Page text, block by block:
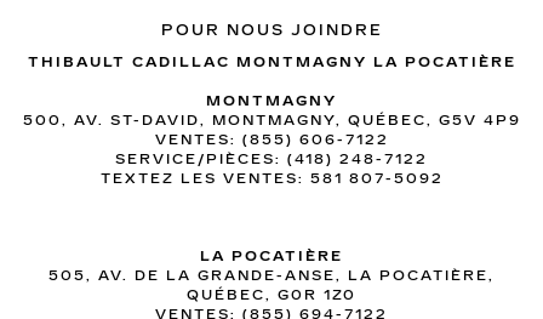
POUR NOUS JOINDRE
THIBAULT CADILLAC MONTMAGNY LA POCATIÈRE
MONTMAGNY
500, AV. ST-DAVID, MONTMAGNY, QUÉBEC, G5V 4P9
VENTES: (855) 606-7122
SERVICE/PIÈCES: (418) 248-7122
TEXTEZ LES VENTES: 581 807-5092
LA POCATIÈRE
505, AV. DE LA GRANDE-ANSE, LA POCATIÈRE,
QUÉBEC, G0R 1Z0
VENTES: (855) 694-7122